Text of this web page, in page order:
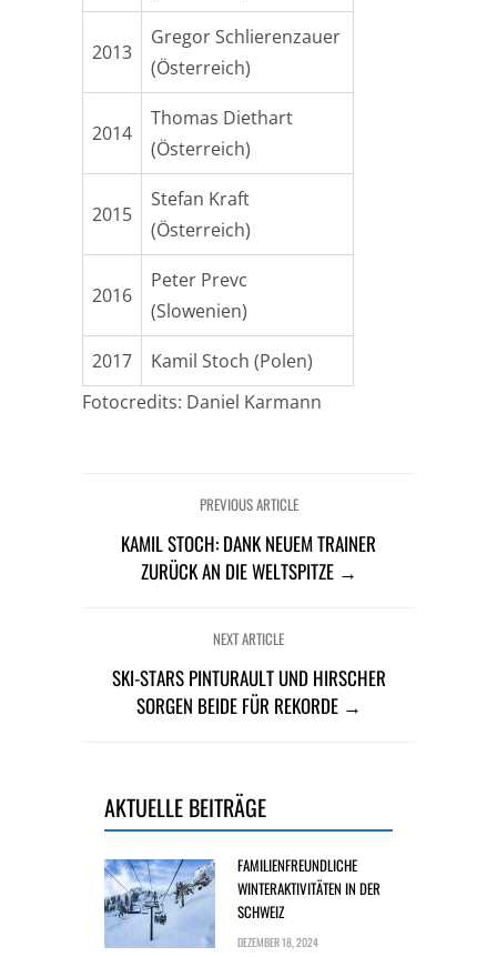
2013
Gregor Schlierenzauer
(Österreich)
2014
Thomas Diethart
(Österreich)
2015
Stefan Kraft
(Österreich)
2016
Peter Prevc
(Slowenien)
2017
Kamil Stoch (Polen)
Fotocredits: Daniel Karmann
PREVIOUS ARTICLE
KAMIL STOCH: DANK NEUEM TRAINER
ZURÜCK AN DIE WELTSPITZE →
NEXT ARTICLE
SKI-STARS PINTURAULT UND HIRSCHER
SORGEN BEIDE FÜR REKORDE →
AKTUELLE BEITRÄGE
FAMILIENFREUNDLICHE
WINTERAKTIVITÄTEN IN DER
SCHWEIZ
DEZEMBER 18, 2024